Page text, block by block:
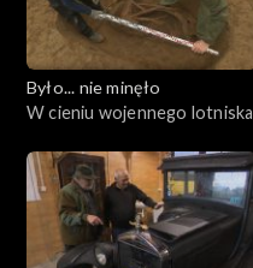
Było... nie minęło
W cieniu wojennego lotniska